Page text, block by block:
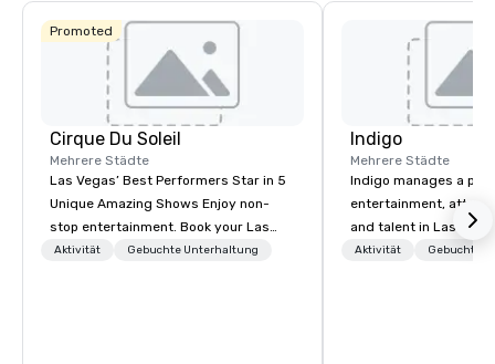
Promoted
Cirque Du Soleil
Mehrere Städte
Las Vegas’ Best Performers Star in 5
Unique Amazing Shows Enjoy non-
stop entertainment. Book your Las
Vegas show tickets.
Aktivität Gebuchte Unterhaltung
Indigo
Mehrere Städte
Indigo manages a
entertainment,
and talent in Las
and Atlantic City. We
Aktivität Gebuchte